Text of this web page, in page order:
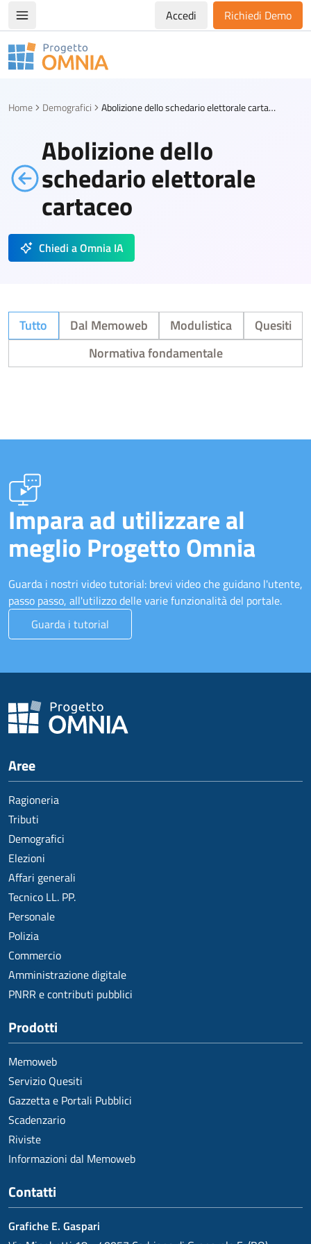
Apri/chiudi menù di navigazioneAccedi Richiedi Demo
Progetto Omnia
Home Demografici Abolizione dello schedario elettorale cartaceo
Abolizione dello
schedario elettorale
cartaceo
Chiedi a Omnia IA
Tutto Dal Memoweb Modulistica
Quesiti
Normativa fondamentale
Impara ad utilizzare al
meglio Progetto Omnia
Guarda i nostri video tutorial: brevi video che guidano l'utente,
passo passo, all'utilizzo delle varie funzionalità del portale.
Guarda i tutorial
Aree
Ragioneria
Tributi
Demografici
Elezioni
Affari generali
Tecnico LL. PP.
Personale
Polizia
Commercio
Amministrazione digitale
PNRR e contributi pubblici
Prodotti
Memoweb
Servizio Quesiti
Gazzetta e Portali Pubblici
Scadenzario
Riviste
Informazioni dal Memoweb
Contatti
Grafiche E. Gaspari